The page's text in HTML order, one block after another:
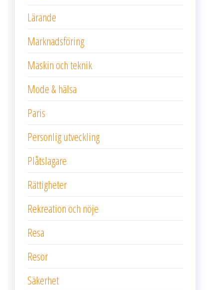
Lärande
Marknadsföring
Maskin och teknik
Mode & hälsa
Paris
Personlig utveckling
Plåtslagare
Rättigheter
Rekreation och nöje
Resa
Resor
Säkerhet